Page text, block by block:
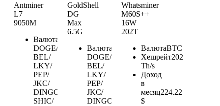
Antminer
L7
9050M
Валюта
DOGE/
BEL/
LKY/
PEP/
JKC/
DINGO/
SHIC/
GoldShell
DG
Max
6.5G
Валюта
DOGE/
BEL/
LKY/
PEP/
JKC/
DINGO/
Whatsminer
M60S++
16W
202T
ВалютаBTC
Хешрейт202
Th/s
Доход
в
месяц224.22
$